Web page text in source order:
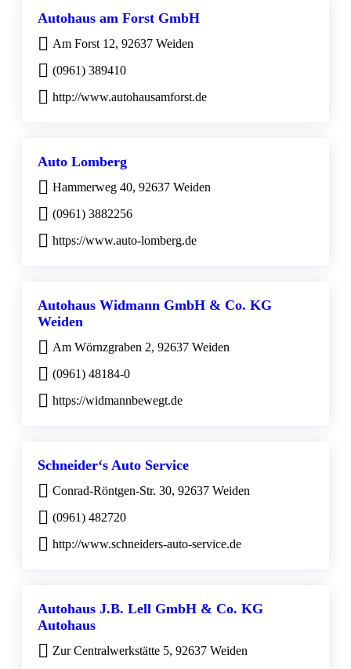
Autohaus am Forst GmbH
Am Forst 12, 92637 Weiden
(0961) 389410
http://www.autohausamforst.de
Auto Lomberg
Hammerweg 40, 92637 Weiden
(0961) 3882256
https://www.auto-lomberg.de
Autohaus Widmann GmbH & Co. KG
Weiden
Am Wörnzgraben 2, 92637 Weiden
(0961) 48184-0
https://widmannbewegt.de
Schneider‘s Auto Service
Conrad-Röntgen-Str. 30, 92637 Weiden
(0961) 482720
http://www.schneiders-auto-service.de
Autohaus J.B. Lell GmbH & Co. KG
Autohaus
Zur Centralwerkstätte 5, 92637 Weiden